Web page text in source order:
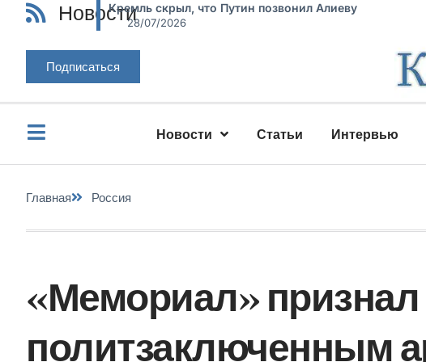
НовостиКремль скрыл, что Путин позвонил Алиеву
28/07/2026
Подписаться
Новости Статьи Интервью
Главная Россия
«Мемориал» признал
политзаключенным